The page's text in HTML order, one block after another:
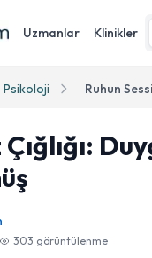
Uzmanlar Klinikler
Psikoloji
303 görüntülenme